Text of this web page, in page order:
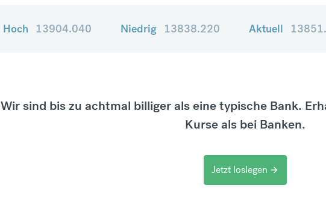
Hoch 13904.040 Niedrig 13838.220 Aktuell
Wir sind bis zu achtmal billiger als eine typische Bank.
Kurse als bei Banken.
Jetzt loslegen arrow_forward